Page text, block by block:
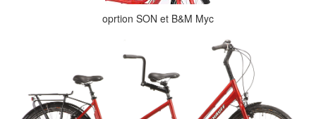
oprtion SON et B&M Myc